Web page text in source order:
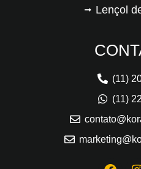
Lençol
(11)
(11)